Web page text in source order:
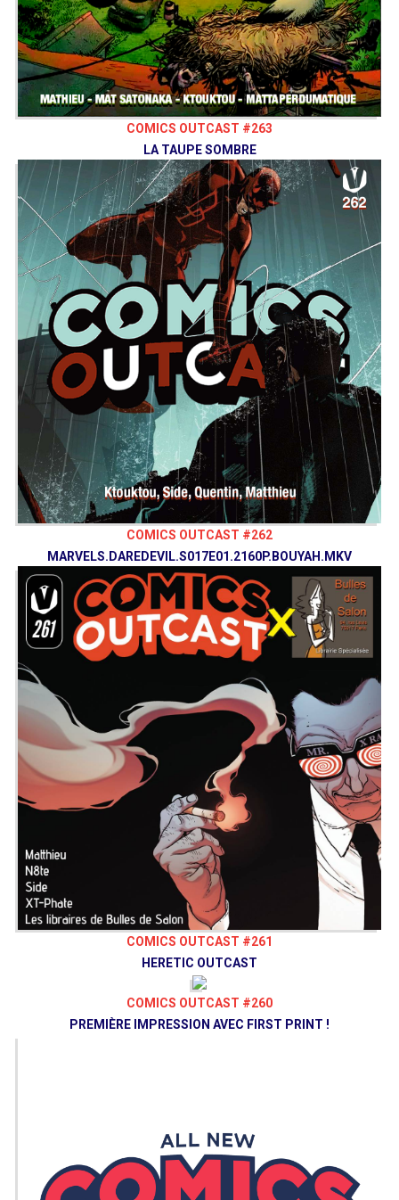
COMICS OUTCAST #263
LA TAUPE SOMBRE
COMICS OUTCAST #262
MARVELS.DAREDEVIL.S017E01.2160P.BOUYAH.MKV
COMICS OUTCAST #261
HERETIC OUTCAST
COMICS OUTCAST #260
PREMIÈRE IMPRESSION AVEC FIRST PRINT !